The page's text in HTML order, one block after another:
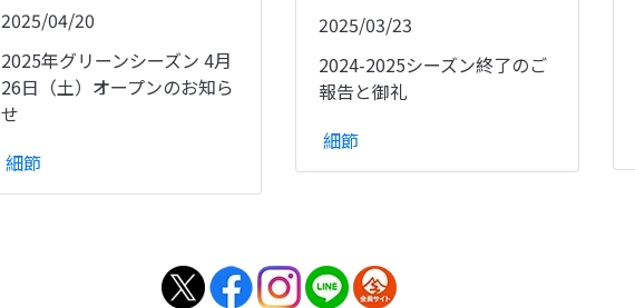
2025/04/20
2025年グリーンシーズン 4月
26日（土）オープンのお知ら
せ
細節
2025/03/23
2024-2025シーズン終了のご
報告と御礼
細節